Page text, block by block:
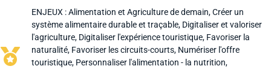
ENJEUX :Alimentation et Agriculture de demain,Créer un
système alimentaire durable et traçable, Digitaliser et valoriser
l'agriculture, Digitaliser l'expérience touristique, Favoriser la
naturalité, Favoriser les circuits-courts, Numériser l'offre
touristique, Personnaliser l'alimentation - la nutrition,